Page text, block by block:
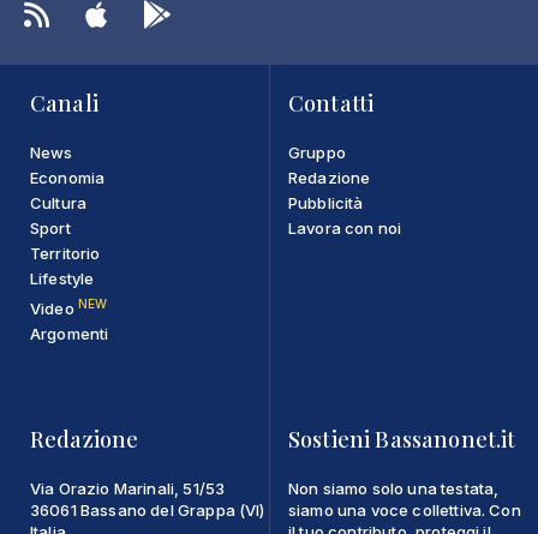
Canali
News
Economia
Cultura
Sport
Territorio
Lifestyle
Video NEW
Argomenti
Contatti
Gruppo
Redazione
Pubblicità
Lavora con noi
Redazione
Via Orazio Marinali, 51/53
36061 Bassano del Grappa (VI)
Sostieni Bassanonet.it
Non siamo solo una testata,
siamo una voce collettiva. Con